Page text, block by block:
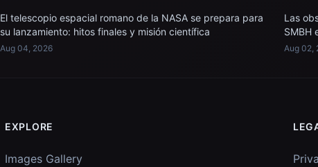
El telescopio espacial romano de la NASA se prepara para
su lanzamiento: hitos finales y misión científica
Aug 04, 2026
Las
SMBH
Aug 02,
EXPLORE
Images Gallery